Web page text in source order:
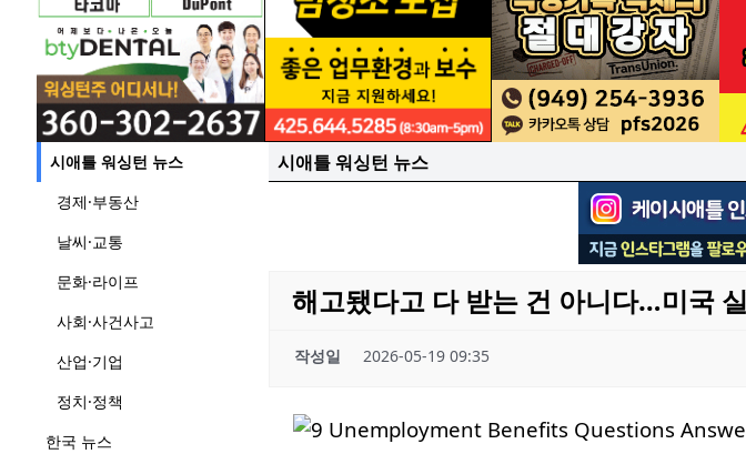
시애틀 워싱턴 뉴스
경제·부동산
날씨·교통
문화·라이프
사회·사건사고
산업·기업
정치·정책
한국 뉴스
시애틀 워싱턴 뉴스
해고됐다고 다 받는 건 아니다…미국
작성일 2026-05-19 09:35